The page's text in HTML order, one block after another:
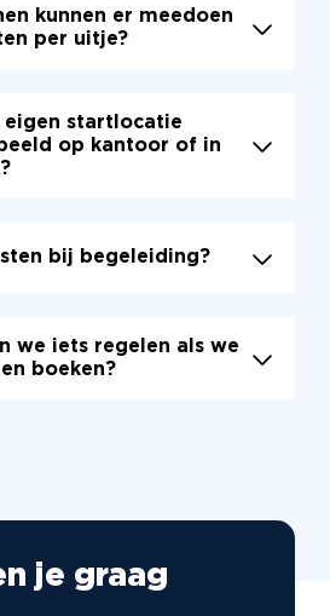
kunnen er meedoen
per uitje?
eigen startlocatie
op kantoor of in
bij begeleiding?
we iets regelen als we
boeken?
je graag